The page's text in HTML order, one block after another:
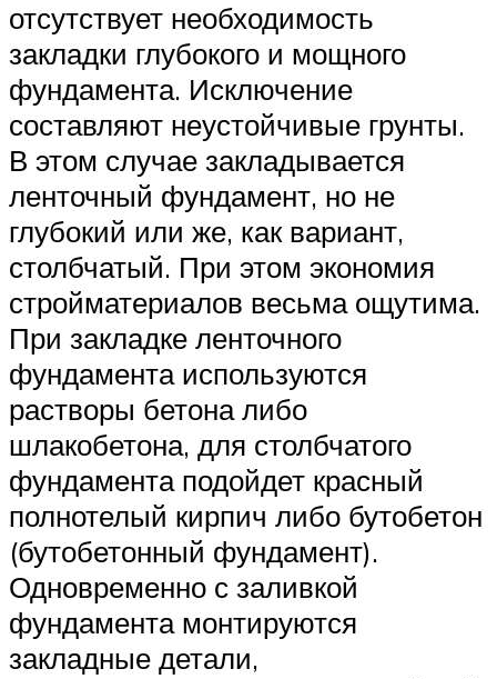
отсутствует необходимость
закладки глубокого и мощного
фундамента. Исключение
составляют неустойчивые грунты.
В этом случае закладывается
ленточный фундамент, но не
глубокий или же, как вариант,
столбчатый. При этом экономия
стройматериалов весьма ощутима.
При закладке ленточного
фундамента используются
растворы бетона либо
шлакобетона, для столбчатого
фундамента подойдет красный
полнотелый кирпич либо бутобетон
(бутобетонный фундамент).
Одновременно с заливкой
фундамента монтируются
закладные детали,